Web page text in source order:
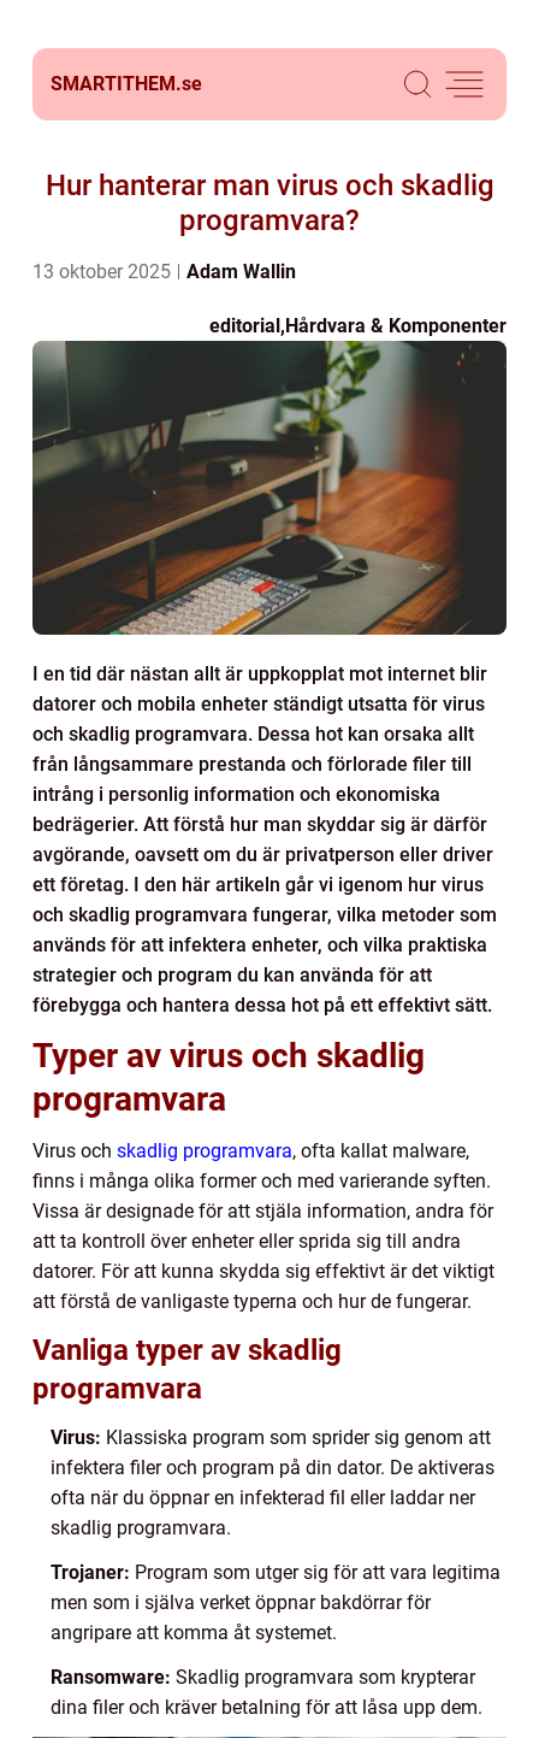
SMARTITHEM.se
Hur hanterar man virus och skadlig
programvara?
13 oktober 2025 Adam Wallin
editorial,Hårdvara & Komponenter
I en tid där nästan allt är uppkopplat mot internet blir
datorer och mobila enheter ständigt utsatta för virus
och skadlig programvara. Dessa hot kan orsaka allt
från långsammare prestanda och förlorade filer till
intrång i personlig information och ekonomiska
bedrägerier. Att förstå hur man skyddar sig är därför
avgörande, oavsett om du är privatperson eller driver
ett företag. I den här artikeln går vi igenom hur virus
och skadlig programvara fungerar, vilka metoder som
används för att infektera enheter, och vilka praktiska
strategier och program du kan använda för att
förebygga och hantera dessa hot på ett effektivt sätt.
Typer av virus och skadlig
programvara
Virus och skadlig programvara, ofta kallat malware,
finns i många olika former och med varierande syften.
Vissa är designade för att stjäla information, andra för
att ta kontroll över enheter eller sprida sig till andra
datorer. För att kunna skydda sig effektivt är det viktigt
att förstå de vanligaste typerna och hur de fungerar.
Vanliga typer av skadlig
programvara
Virus: Klassiska program som sprider sig genom att
infektera filer och program på din dator. De aktiveras
ofta när du öppnar en infekterad fil eller laddar ner
skadlig programvara.
Trojaner: Program som utger sig för att vara legitima
men som i själva verket öppnar bakdörrar för
angripare att komma åt systemet.
Ransomware: Skadlig programvara som krypterar
dina filer och kräver betalning för att låsa upp dem.